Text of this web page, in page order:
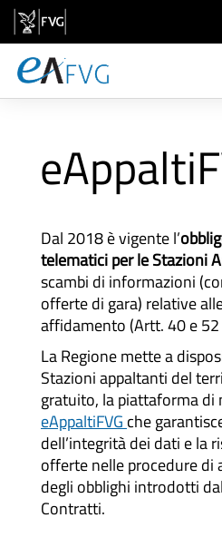
Zum Inhalt wechseln
eProcurement
Aree Merceologiche
Dal 2018 è vigente l’
telematici per le Stazioni
scambi di informazioni
offerte di gara) relative
affidamento (Artt. 40 e
La Regione mette a
Stazioni appaltanti del
gratuito, la piattaforma di
eAppaltiFVG che
dell’integrità dei dati e la
offerte nelle procedure di
degli obblighi introdotti
Contratti.